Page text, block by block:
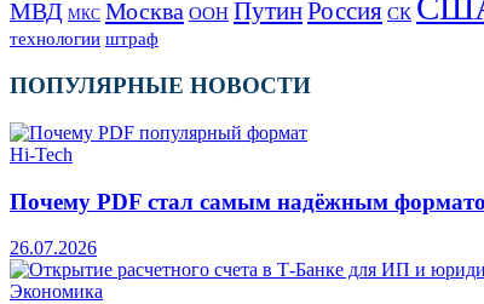
МВД МКС Москва ООН ПутинРоссия СК
технологии штраф
ПОПУЛЯРНЫЕ НОВОСТИ
Hi-Tech
Почему PDF стал самым надёжным
26.07.2026
Экономика